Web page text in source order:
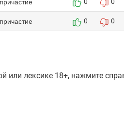
причастие 0 0
или лексике 18+, нажмите